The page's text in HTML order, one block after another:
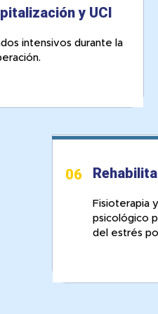
y UCI
intensivos durante la
06
Fisioterapia
psicológico
del estrés